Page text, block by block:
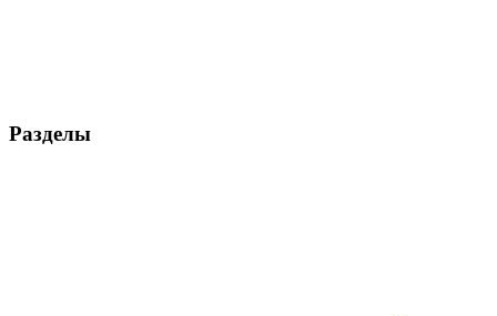
Разделы